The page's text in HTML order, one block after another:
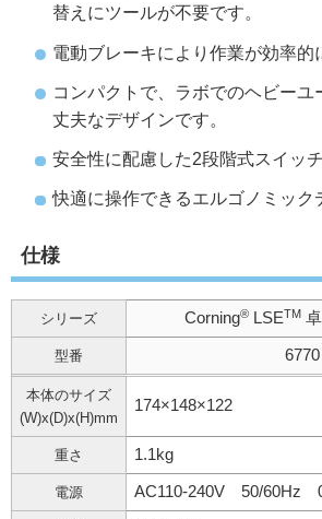
替えにツールが不要です。
電動ブレーキにより作業が効率的
コンパクトで、ラボでのヘビーユ
丈夫なデザインです。
安全性に配慮した2段階式スイッチ
快適に操作できるエルゴノミック
仕様
シリーズ Corning®LSETM卓
型番 6770
本体のサイズ
(W)x(D)x(H)mm
174×148×122
重さ 1.1kg
電源 AC110-240V 50/60Hz
薬研社 ホームページ